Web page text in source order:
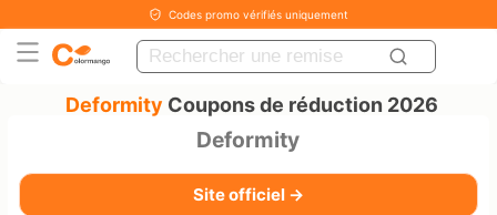
Codes promo vérifiés uniquement
Deformity Coupons de réduction 2026
Deformity
Site officiel →